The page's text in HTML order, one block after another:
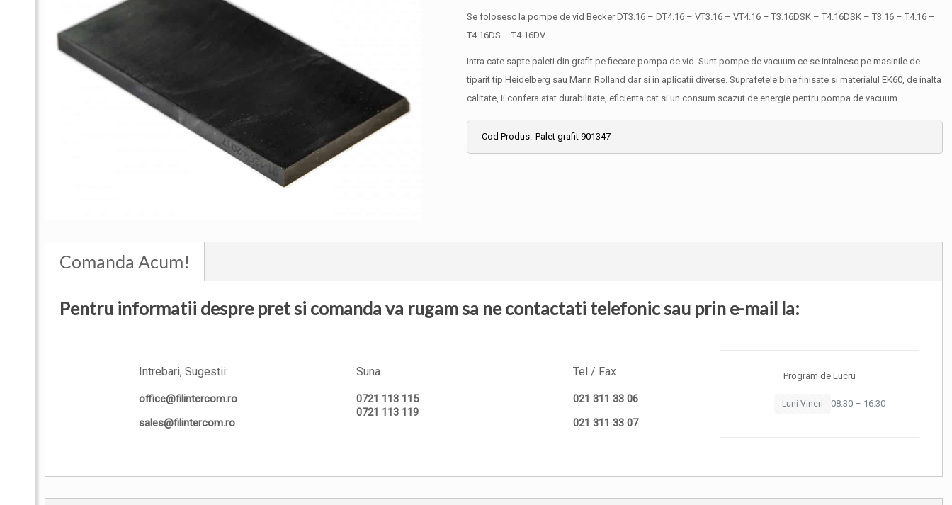
Se folosesc la pompe de vid Becker DT3.16 – DT4.16 – VT3.16 – VT4.16 – T3.16DSK – T4.16DSK – T3.16 – T4.16 –
T4.16DS – T4.16DV.
Intra cate sapte paleti din grafit pe fiecare pompa de vid. Sunt pompe de vacuum ce se intalnesc pe masinile de
tiparit tip Heidelberg sau Mann Rolland dar si in aplicatii diverse. Suprafetele bine finisate si materialul EK60, de inalta
calitate, ii confera atat durabilitate, eficienta cat si un consum scazut de energie pentru pompa de vacuum.
Cod Produs: Palet grafit 901347
Comanda Acum!
Pentru informatii despre pret si comanda va rugam sa ne contactati telefonic sau prin e-mail la:
Intrebari, Sugestii:
office@filintercom.ro
sales@filintercom.ro
Suna
0721 113 115
0721 113 119
Tel / Fax
021 311 33 06
021 311 33 07
Program de Lucru
Luni-Vineri 08.30 – 16.30